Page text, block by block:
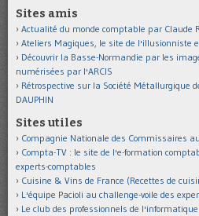
Sites amis
Actualité du monde comptable par Claude
Ateliers Magiques, le site de l'illusionniste
Découvrir la Basse-Normandie par les
numérisées par l'ARCIS
Rétrospective sur la Société Métallurgique
DAUPHIN
Sites utiles
Compagnie Nationale des Commissaires
Compta-TV : le site de l'e-formation
experts-comptables
Cuisine & Vins de France (Recettes de
L'équipe Pacioli au challenge-voile des
Le club des professionnels de l'informatique